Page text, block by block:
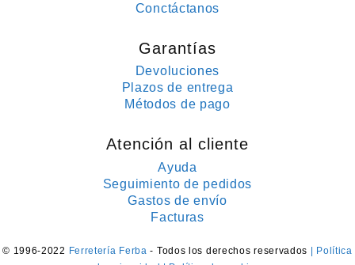
Conctáctanos
Garantías
Devoluciones
Plazos de entrega
Métodos de pago
Atención al cliente
Ayuda
Seguimiento de pedidos
Gastos de envío
Facturas
© 1996-2022 Ferretería Ferba- Todos los derechos reservados
| Política